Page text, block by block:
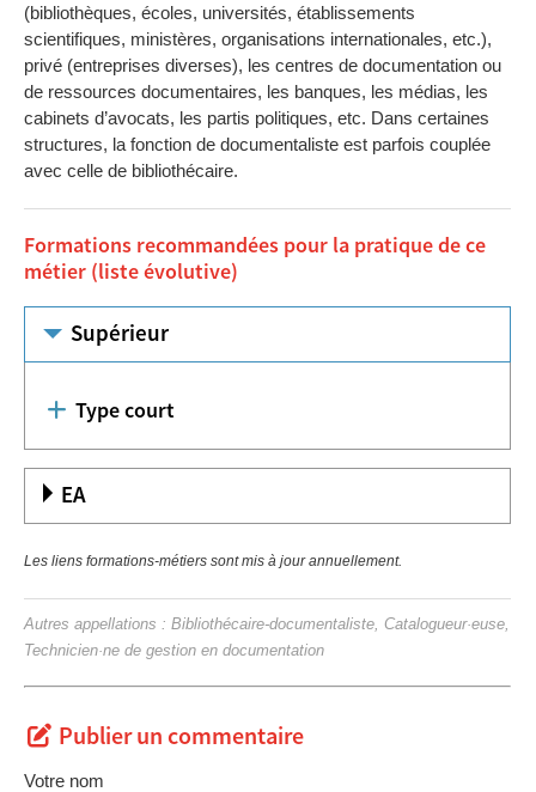
(bibliothèques, écoles, universités, établissements
scientifiques, ministères, organisations internationales, etc.),
privé (entreprises diverses), les centres de documentation ou
de ressources documentaires, les banques, les médias, les
cabinets d’avocats, les partis politiques, etc. Dans certaines
structures, la fonction de documentaliste est parfois couplée
avec celle de bibliothécaire.
Formations recommandées pour la pratique de ce
métier (liste évolutive)
Supérieur
Type court
EA
Les liens formations-métiers sont mis à jour annuellement.
Autres appellations : Bibliothécaire-documentaliste, Catalogueur·euse,
Technicien·ne de gestion en documentation
Publier un commentaire
Votre nom